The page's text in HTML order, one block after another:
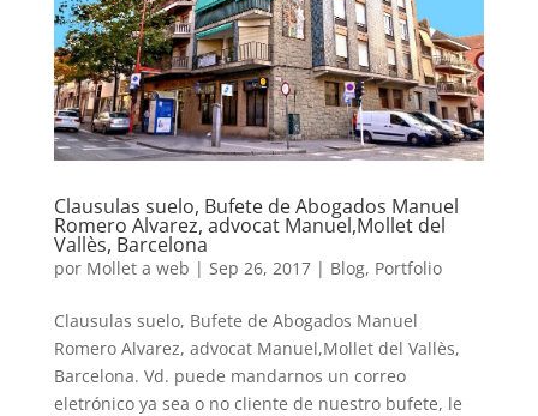
Clausulas suelo, Bufete de Abogados Manuel
Romero Alvarez, advocat Manuel,Mollet del
Vallès, Barcelona
por Mollet a web | Sep 26, 2017| Blog, Portfolio
Clausulas suelo, Bufete de Abogados Manuel
Romero Alvarez, advocat Manuel,Mollet del Vallès,
Barcelona. Vd. puede mandarnos un correo
eletrónico ya sea o no cliente de nuestro bufete, le